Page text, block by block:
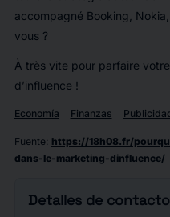
accompagné Booking,
vous ?
À très vite pour parfaire
d’influence !
Economía Finanzas
Fuente: https://18h08.fr/
dans-le-marketing-dinfluence/
Detalles de contacto